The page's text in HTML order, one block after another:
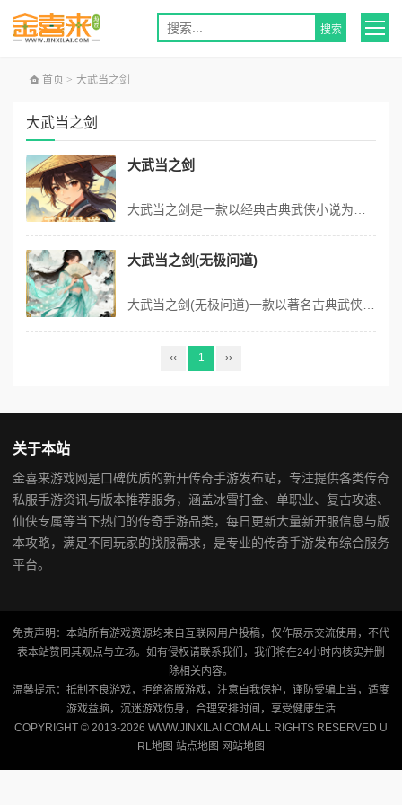
首页 > 大武当之剑
大武当之剑
大武当之剑
大武当之剑(无极问道)
‹‹ 1 ››
关于本站
金喜来游戏网是口碑优质的新开传奇手游发布站，专注提供各类传奇
私服手游资讯与版本推荐服务，涵盖冰雪打金、单职业、复古攻速、
仙侠专属等当下热门的传奇手游品类，每日更新大量新开服信息与版
本攻略，满足不同玩家的找服需求，是专业的传奇手游发布综合服务
平台。
免责声明：本站所有游戏资源均来自互联网用户投稿，仅作展示交流使用，不代
表本站赞同其观点与立场。如有侵权请联系我们，我们将在24小时内核实并删
除相关内容。
温馨提示：抵制不良游戏，拒绝盗版游戏，注意自我保护，谨防受骗上当，适度
游戏益脑，沉迷游戏伤身，合理安排时间，享受健康生活
COPYRIGHT © 2013-2026 WWW.JINXILAI.COM ALL RIGHTS RESERVED U
RL地图 站点地图 网站地图